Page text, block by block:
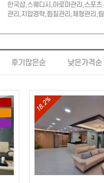
한국샵,스웨디시,아로마관리,스포츠
관리,지압경락,찜질관리,체형관리,림
환영 (20대관리사)
후기많은순 낮은가격순
18.2%